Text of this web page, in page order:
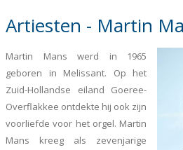
Artiesten - Martin
Martin Mans werd in 1965
geboren in Melissant. Op het
Zuid-Hollandse eiland Goeree-
Overflakkee ontdekte hij ook zijn
voorliefde voor het orgel. Martin
Mans kreeg als zevenjarige